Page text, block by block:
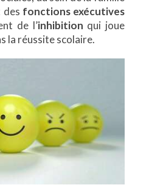
des fonctions exécutives
de l’inhibition qui joue
la réussite scolaire.